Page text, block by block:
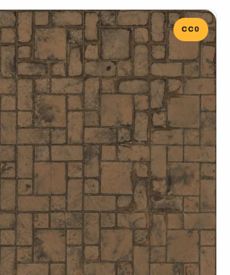
CC0